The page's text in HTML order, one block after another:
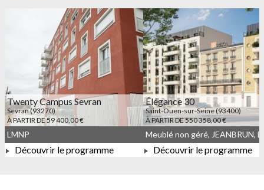
Twenty Campus Sevran
Sevran (93270)
À PARTIR DE 59 400,00 €
LMNP
Découvrir le programme
Élégance 30
Saint-Ouen-sur-Seine (93400)
À PARTIR DE 550 358,00 €
Découvrir le programme